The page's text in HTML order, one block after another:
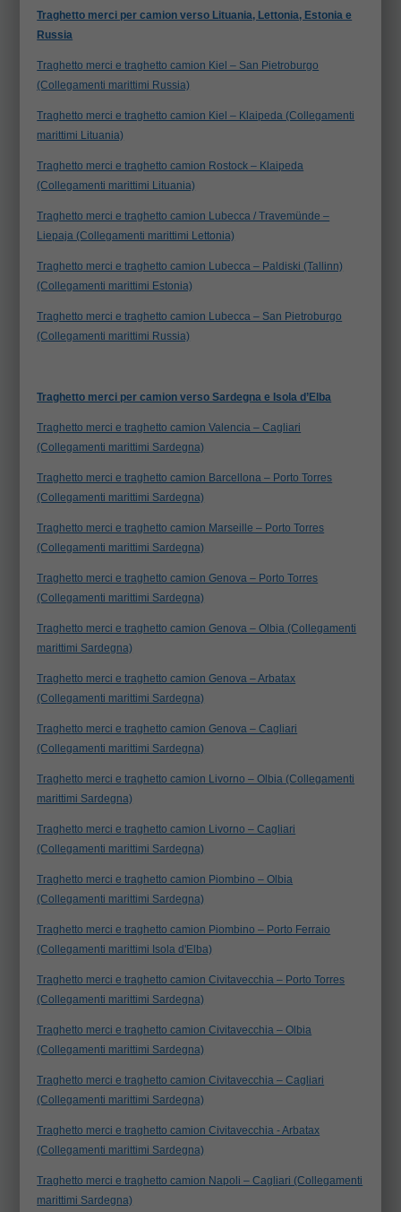
Traghetto merci per camion verso Lituania, Lettonia, Estonia e
Russia
Traghetto merci e traghetto camion Kiel – San Pietroburgo
(Collegamenti marittimi Russia)
Traghetto merci e traghetto camion Kiel – Klaipeda (Collegamenti
marittimi Lituania)
Traghetto merci e traghetto camion Rostock – Klaipeda
(Collegamenti marittimi Lituania)
Traghetto merci e traghetto camion Lubecca / Travemünde –
Liepaja (Collegamenti marittimi Lettonia)
Traghetto merci e traghetto camion Lubecca – Paldiski (Tallinn)
(Collegamenti marittimi Estonia)
Traghetto merci e traghetto camion Lubecca – San Pietroburgo
(Collegamenti marittimi Russia)
Traghetto merci per camion verso Sardegna e Isola d’Elba
Traghetto merci e traghetto camion Valencia – Cagliari
(Collegamenti marittimi Sardegna)
Traghetto merci e traghetto camion Barcellona – Porto Torres
(Collegamenti marittimi Sardegna)
Traghetto merci e traghetto camion Marseille – Porto Torres
(Collegamenti marittimi Sardegna)
Traghetto merci e traghetto camion Genova – Porto Torres
(Collegamenti marittimi Sardegna)
Traghetto merci e traghetto camion Genova – Olbia (Collegamenti
marittimi Sardegna)
Traghetto merci e traghetto camion Genova – Arbatax
(Collegamenti marittimi Sardegna)
Traghetto merci e traghetto camion Genova – Cagliari
(Collegamenti marittimi Sardegna)
Traghetto merci e traghetto camion Livorno – Olbia (Collegamenti
marittimi Sardegna)
Traghetto merci e traghetto camion Livorno – Cagliari
(Collegamenti marittimi Sardegna)
Traghetto merci e traghetto camion Piombino – Olbia
(Collegamenti marittimi Sardegna)
Traghetto merci e traghetto camion Piombino – Porto Ferraio
(Collegamenti marittimi Isola d'Elba)
Traghetto merci e traghetto camion Civitavecchia – Porto Torres
(Collegamenti marittimi Sardegna)
Traghetto merci e traghetto camion Civitavecchia – Olbia
(Collegamenti marittimi Sardegna)
Traghetto merci e traghetto camion Civitavecchia – Cagliari
(Collegamenti marittimi Sardegna)
Traghetto merci e traghetto camion Civitavecchia - Arbatax
(Collegamenti marittimi Sardegna)
Traghetto merci e traghetto camion Napoli – Cagliari (Collegamenti
marittimi Sardegna)